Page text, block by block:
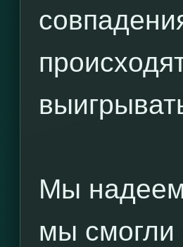
Мы
мы смогли